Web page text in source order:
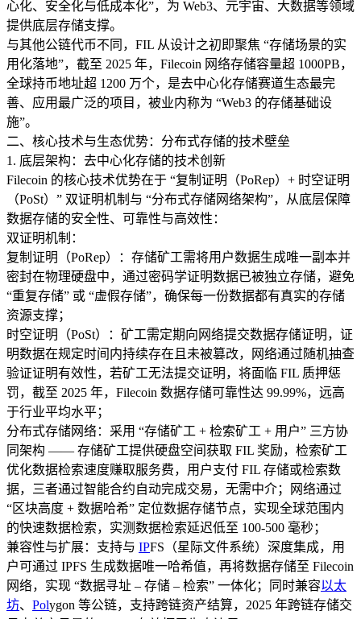
心化、安全化与低成本化”，为 Web3、元宇宙、大数据等领域
提供底层存储支撑。​
与其他公链代币不同，FIL 从设计之初即聚焦 “存储场景的实
用化落地”，截至 2025 年，Filecoin 网络存储容量超 1000PB，
全球持币地址超 1200 万个，是去中心化存储赛道生态最完
善、应用最广泛的项目，被业内称为 “Web3 的存储基础设
施”。​
二、核心技术与生态优势：分布式存储的技术壁垒​
1. 底层架构：去中心化存储的技术创新​
Filecoin 的核心技术优势在于 “复制证明（PoRep）+ 时空证明
（PoSt）” 双证明机制与 “分布式存储网络架构”，从底层保障
数据存储的安全性、可靠性与高效性：​
双证明机制：​
复制证明（PoRep）：存储矿工需将用户数据生成唯一副本并
密封在物理硬盘中，通过密码学证明数据已被独立存储，避免
“重复存储” 或 “虚假存储”，确保每一份数据都有真实的存储
资源支撑；​
时空证明（PoSt）：矿工需定期向网络提交数据存储证明，证
明数据在规定时间内持续存在且未被篡改，网络通过随机抽查
验证证明有效性，若矿工无法提交证明，将面临 FIL 质押惩
罚，截至 2025 年，Filecoin 数据存储可靠性达 99.99%，远高
于行业平均水平；​
分布式存储网络：采用 “存储矿工 + 检索矿工 + 用户” 三方协
同架构 —— 存储矿工提供硬盘空间获取 FIL 奖励，检索矿工
优化数据检索速度赚取服务费，用户支付 FIL 存储或检索数
据，三者通过智能合约自动完成交易，无需中介；网络通过
“区块高度 + 数据哈希” 定位数据存储节点，实现全球范围内
的快速数据检索，实测数据检索延迟低至 100-500 毫秒；​
兼容性与扩展：支持与 IPFS（星际文件系统）深度集成，用
户可通过 IPFS 生成数据唯一哈希值，再将数据存储至 Filecoin
网络，实现 “数据寻址 – 存储 – 检索” 一体化；同时兼容以太
坊、 Polygon 等公链，支持跨链资产结算，2025 年跨链存储交